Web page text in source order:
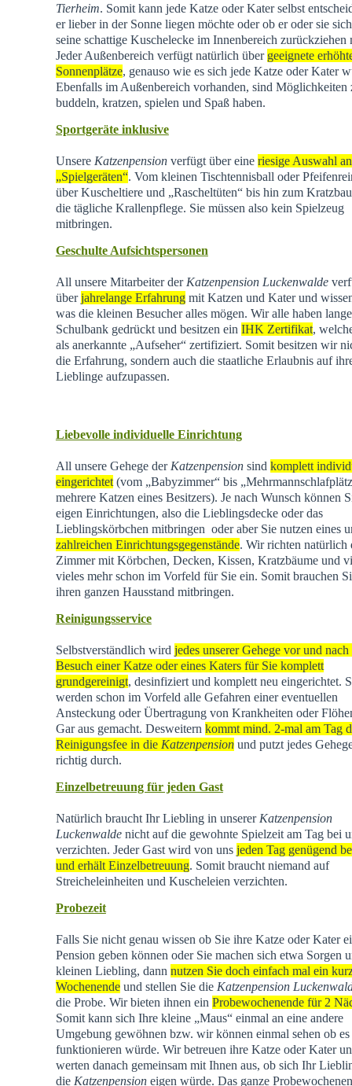
Tierheim. Somit kann jede Katze oder Kater selbst
er lieber in der Sonne liegen möchte oder ob er oder sie
seine schattige Kuschelecke im Innenbereich zurückziehen
Jeder Außenbereich verfügt natürlich über geeignete
Sonnenplätze, genauso wie es sich jede Katze oder Kater
Ebenfalls im Außenbereich vorhanden, sind Möglichkeiten
buddeln, kratzen, spielen und Spaß haben.
Sportgeräte inklusive
Unsere Katzenpensionverfügt über eine riesige Auswahl an
„Spielgeräten“. Vom kleinen Tischtennisball oder
über Kuscheltiere und „Rascheltüten“ bis hin zum
die tägliche Krallenpflege. Sie müssen also kein Spielzeug
mitbringen.
Geschulte Aufsichtspersonen
All unsere Mitarbeiter der Katzenpension Luckenwalde
überjahrelange Erfahrungmit Katzen und Kater und
was die kleinen Besucher alles mögen. Wir alle haben
Schulbank gedrückt und besitzen ein IHK Zertifikat,
als anerkannte „Aufseher“ zertifiziert. Somit besitzen wir
die Erfahrung, sondern auch die staatliche Erlaubnis auf
Lieblinge aufzupassen.
Liebevolle individuelle Einrichtung
All unsere Gehege der Katzenpensionsind komplett
eingerichtet(vom „Babyzimmer“ bis
mehrere Katzen eines Besitzers). Je nach Wunsch können
eigen Einrichtungen, also die Lieblingsdecke oder das
Lieblingskörbchen mitbringen oder aber Sie nutzen eines
zahlreichen Einrichtungsgegenstände. Wir richten natürlich
Zimmer mit Körbchen, Decken, Kissen, Kratzbäume und
vieles mehr schon im Vorfeld für Sie ein. Somit brauchen
ihren ganzen Hausstand mitbringen.
Reinigungsservice
Selbstverständlich wird jedes unserer Gehege vor und nach
Besuch einer Katze oder eines Katers für Sie komplett
grundgereinigt, desinfiziert und komplett neu eingerichtet.
werden schon im Vorfeld alle Gefahren einer eventuellen
Ansteckung oder Übertragung von Krankheiten oder
Gar aus gemacht. Desweitern kommt mind. 2-mal am Tag
Reinigungsfee in die Katzenpensionund putzt jedes
richtig durch.
Einzelbetreuung für jeden Gast
Natürlich braucht Ihr Liebling in unserer Katzenpension
Luckenwaldenicht auf die gewohnte Spielzeit am Tag bei
verzichten. Jeder Gast wird von uns jeden Tag genügend
und erhält Einzelbetreuung. Somit braucht niemand auf
Streicheleinheiten und Kuscheleien verzichten.
Probezeit
Falls Sie nicht genau wissen ob Sie ihre Katze oder Kater
Pension geben können oder Sie machen sich etwa Sorgen
kleinen Liebling, dann nutzen Sie doch einfach mal ein
Wochenendeund stellen Sie die Katzenpension
die Probe. Wir bieten ihnen ein Probewochenende für 2
Somit kann sich Ihre kleine „Maus“ einmal an eine andere
Umgebung gewöhnen bzw. wir können einmal sehen ob es
funktionieren würde. Wir betreuen ihre Katze oder Kater
werten danach gemeinsam mit Ihnen aus, ob sich Ihr
die Katzenpensioneigen würde. Das ganze